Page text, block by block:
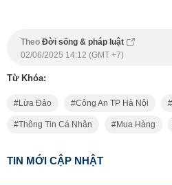
Theo Đời sống & pháp luật
02/06/2025 14:12 (GMT +7)
Từ Khóa:
Lừa Đảo Công An TP Hà Nội
Thông Tin Cá Nhân Mua Hàng
TIN MỚI CẬP NHẬT